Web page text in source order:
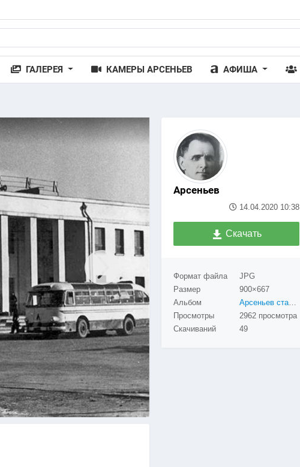
ГАЛЕРЕЯ КАМЕРЫ АРСЕНЬЕВ АФИША
Арсеньев
14.04.2020 10:38
Скачать
Формат файла
JPG
Размер
900×667
Альбом
Арсеньев старые фотографии
Просмотры
2962 просмотра
Скачиваний
49